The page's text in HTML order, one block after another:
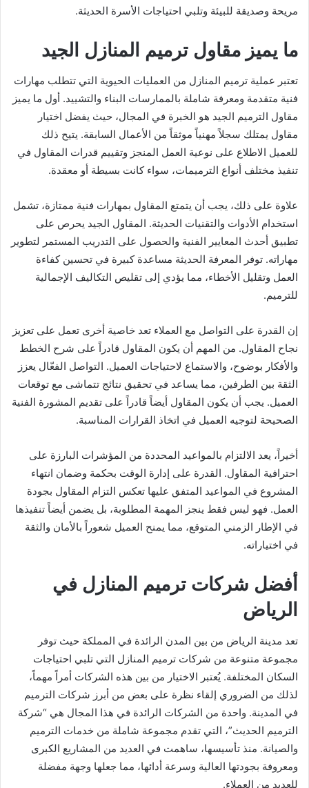
مريحة وصديقة للبيئة وتلبي احتياجات الأسرة الحديثة.
ما يميز مقاول ترميم المنازل الجيد
تعتبر عملية ترميم المنازل من العمليات الحيوية التي تتطلب مهارات
فنية متقدمة ومعرفة شاملة بالممارسات البناء والتشييد. أول ما يميز
مقاول الترميم الجيد هو الخبرة في المجال، حيث يفضل اختيار
مقاول يمتلك سجلاً مهنياً موثقاً من الأعمال السابقة. يتيح ذلك
للعميل الاطلاع على نوعية العمل المنجز وتقييم قدرات المقاول في
تنفيذ مختلف أنواع الترميمات، سواء كانت بسيطة أو معقدة.
علاوة على ذلك، يجب أن يتمتع المقاول بمهارات فنية ممتازة، تشمل
استخدام الأدوات والتقنيات الحديثة. المقاول الجيد يحرص على
تطبيق أحدث المعايير الفنية والحصول على التدريب المستمر لتطوير
مهاراته. توفر المعرفة الحديثة مساعدة كبيرة في تحسين كفاءة
العمل وتقليل الأخطاء، مما يؤدي إلى تقليص التكاليف الإجمالية
للترميم.
إن القدرة على التواصل مع العملاء تعد خاصية أخرى تعمل على تعزيز
نجاح المقاول. من المهم أن يكون المقاول قادراً على شرح الخطط
والأفكار بوضوح، والاستماع لاحتياجات العميل. التواصل الفعّال يعزز
الثقة بين الطرفين، مما يساعد في تحقيق نتائج تتماشى مع توقعات
العميل. يجب أن يكون المقاول أيضاً قادراً على تقديم المشورة الفنية
الصحيحة لتوجيه العميل في اتخاذ القرارات المناسبة.
أخيراً، يعد الالتزام بالمواعيد المحددة من المؤشرات البارزة على
احترافية المقاول. القدرة على إدارة الوقت بحكمة وضمان انتهاء
المشروع في المواعيد المتفق عليها تعكس التزام المقاول بجودة
العمل. فهو ليس فقط ينجز المهمة المطلوبة، بل يضمن أيضاً تنفيذها
في الإطار الزمني المتوقع، مما يمنح العميل شعوراً بالأمان والثقة
في اختياراته.
أفضل شركات ترميم المنازل في
الرياض
تعد مدينة الرياض من بين المدن الرائدة في المملكة حيث توفر
مجموعة متنوعة من شركات ترميم المنازل التي تلبي احتياجات
السكان المختلفة. يُعتبر الاختيار من بين هذه الشركات أمراً مهماً،
لذلك من الضروري إلقاء نظرة على بعض من أبرز شركات الترميم
في المدينة. واحدة من الشركات الرائدة في هذا المجال هي “شركة
الترميم الحديث”، التي تقدم مجموعة شاملة من خدمات الترميم
والصيانة. منذ تأسيسها، ساهمت في العديد من المشاريع الكبرى
ومعروفة بجودتها العالية وسرعة أدائها، مما جعلها وجهة مفضلة
للعديد من العملاء.